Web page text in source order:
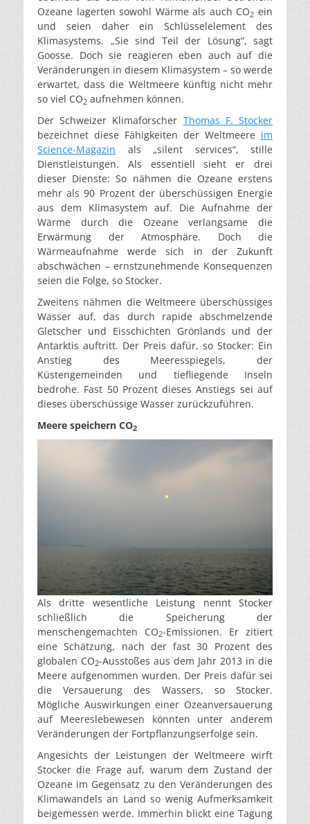
Ozeane lagerten sowohl Wärme als auch CO2 ein
und seien daher ein Schlüsselelement des
Klimasystems. „Sie sind Teil der Lösung“, sagt
Goosse. Doch sie reagieren eben auch auf die
Veränderungen in diesem Klimasystem – so werde
erwartet, dass die Weltmeere künftig nicht mehr
so viel CO2 aufnehmen können.
Der Schweizer Klimaforscher Thomas F. Stocker
bezeichnet diese Fähigkeiten der Weltmeere im
Science-Magazin als „silent services“, stille
Dienstleistungen. Als essentiell sieht er drei
dieser Dienste: So nähmen die Ozeane erstens
mehr als 90 Prozent der überschüssigen Energie
aus dem Klimasystem auf. Die Aufnahme der
Wärme durch die Ozeane verlangsame die
Erwärmung der Atmosphäre. Doch die
Wärmeaufnahme werde sich in der Zukunft
abschwächen – ernstzunehmende Konsequenzen
seien die Folge, so Stocker.
Zweitens nähmen die Weltmeere überschüssiges
Wasser auf, das durch rapide abschmelzende
Gletscher und Eisschichten Grönlands und der
Antarktis auftritt. Der Preis dafür, so Stocker: Ein
Anstieg des Meeresspiegels, der
Küstengemeinden und tiefliegende Inseln
bedrohe. Fast 50 Prozent dieses Anstiegs sei auf
dieses überschüssige Wasser zurückzuführen.
Meere speichern CO2
Als dritte wesentliche Leistung nennt Stocker
schließlich die Speicherung der
menschengemachten CO2-Emissionen. Er zitiert
eine Schätzung, nach der fast 30 Prozent des
globalen CO2-Ausstoßes aus dem Jahr 2013 in die
Meere aufgenommen wurden. Der Preis dafür sei
die Versauerung des Wassers, so Stocker.
Mögliche Auswirkungen einer Ozeanversauerung
auf Meereslebewesen könnten unter anderem
Veränderungen der Fortpflanzungserfolge sein.
Angesichts der Leistungen der Weltmeere wirft
Stocker die Frage auf, warum dem Zustand der
Ozeane im Gegensatz zu den Veränderungen des
Klimawandels an Land so wenig Aufmerksamkeit
beigemessen werde. Immerhin blickt eine Tagung